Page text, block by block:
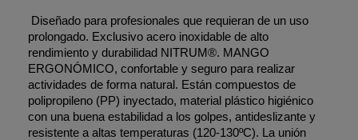
Diseñado para profesionales que requieran de un uso
prolongado. Exclusivo acero inoxidable de alto
rendimiento y durabilidad NITRUM®. MANGO
ERGONÓMICO, confortable y seguro para realizar
actividades de forma natural. Están compuestos de
polipropileno (PP) inyectado, material plástico higiénico
con una buena estabilidad a los golpes, antideslizante y
resistente a altas temperaturas (120-130ºC). La unión